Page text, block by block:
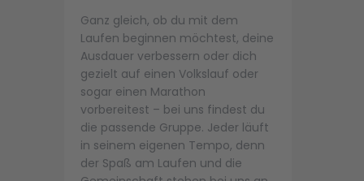
Ganz gleich, ob du mit dem
Laufen beginnen möchtest, deine
Ausdauer verbessern oder dich
gezielt auf einen Volkslauf oder
sogar einen Marathon
vorbereitest – bei uns findest du
die passende Gruppe. Jeder läuft
in seinem eigenen Tempo, denn
der Spaß am Laufen und die